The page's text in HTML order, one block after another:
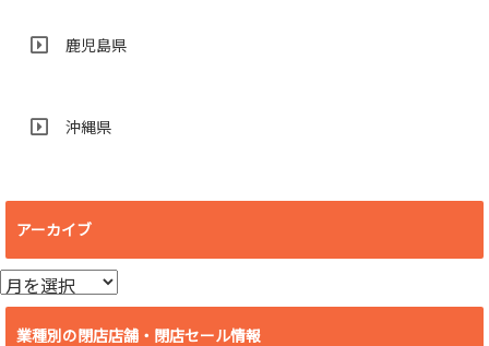
鹿児島県
沖縄県
アーカイブ
ア
ー
業種別の閉店店舗・閉店セール情報